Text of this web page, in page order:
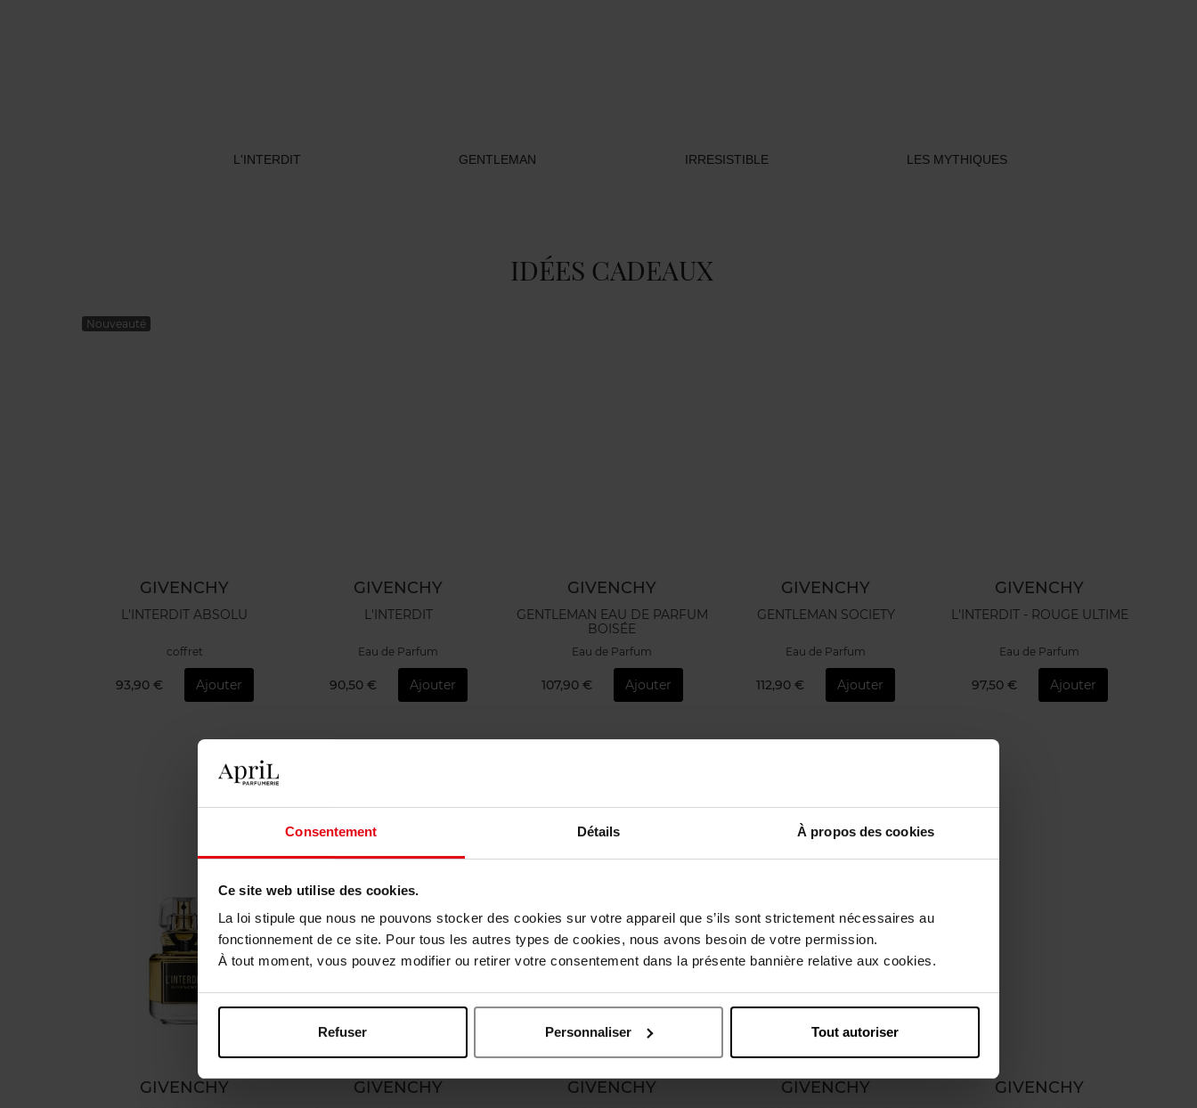
Consentement Détails À propos des cookies
Ce site web utilise des cookies.
La loi stipule que nous ne pouvons stocker des cookies sur votre appareil que s’ils sont strictement nécessaires au
fonctionnement de ce site. Pour tous les autres types de cookies, nous avons besoin de votre permission.
À tout moment, vous pouvez modifier ou retirer votre consentement dans la présente bannière relative aux cookies.
Refuser Personnaliser Tout autoriser
L'INTERDIT GENTLEMAN IRRESISTIBLE LES MYTHIQUES
IDÉES CADEAUX
Nouveauté
GIVENCHY
L'INTERDIT ABSOLU
coffret
93,90 € Ajouter
GIVENCHY
L'INTERDIT
Eau de Parfum
90,50 € Ajouter
GIVENCHY
GENTLEMAN EAU DE PARFUM
BOISÉE
Eau de Parfum
107,90 € Ajouter
GIVENCHY
GENTLEMAN SOCIETY
Eau de Parfum
112,90 € Ajouter
GIVENCHY
L'INTERDIT - ROUGE ULTIME
Eau de Parfum
97,50 € Ajouter
GIVENCHY GIVENCHY GIVENCHY GIVENCHY GIVENCHY